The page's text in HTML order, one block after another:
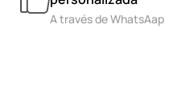
A través de WhatsAap